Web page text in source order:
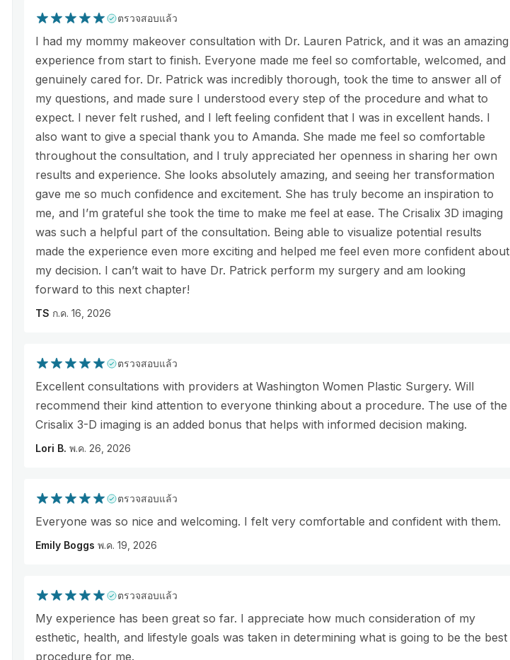
ตรวจสอบแล้ว
I had my mommy makeover consultation with Dr. Lauren Patrick, and it was an amazing
experience from start to finish. Everyone made me feel so comfortable, welcomed, and
genuinely cared for. Dr. Patrick was incredibly thorough, took the time to answer all of
my questions, and made sure I understood every step of the procedure and what to
expect. I never felt rushed, and I left feeling confident that I was in excellent hands. I
also want to give a special thank you to Amanda. She made me feel so comfortable
throughout the consultation, and I truly appreciated her openness in sharing her own
results and experience. She looks absolutely amazing, and seeing her transformation
gave me so much confidence and excitement. She has truly become an inspiration to
me, and I’m grateful she took the time to make me feel at ease. The Crisalix 3D imaging
was such a helpful part of the consultation. Being able to visualize potential results
made the experience even more exciting and helped me feel even more confident about
my decision. I can’t wait to have Dr. Patrick perform my surgery and am looking
forward to this next chapter!
TS ก.ค. 16, 2026
ตรวจสอบแล้ว
Excellent consultations with providers at Washington Women Plastic Surgery. Will
recommend their kind attention to everyone thinking about a procedure. The use of the
Crisalix 3-D imaging is an added bonus that helps with informed decision making.
Lori B. พ.ค. 26, 2026
ตรวจสอบแล้ว
Everyone was so nice and welcoming. I felt very comfortable and confident with them.
Emily Boggs พ.ค. 19, 2026
ตรวจสอบแล้ว
My experience has been great so far. I appreciate how much consideration of my
esthetic, health, and lifestyle goals was taken in determining what is going to be the best
procedure for me.